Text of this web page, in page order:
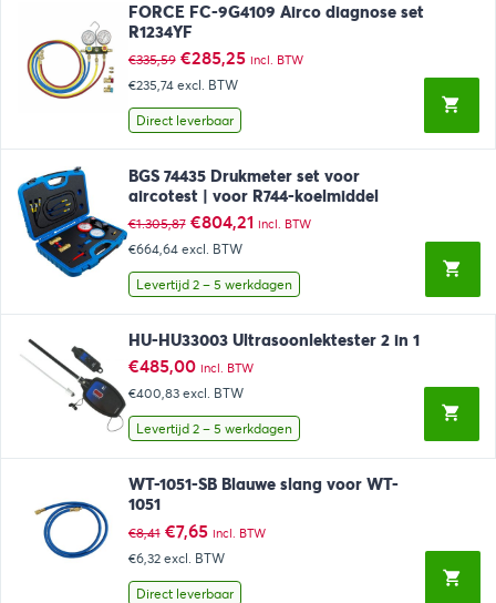
FORCE FC-9G4109 Airco diagnose set
R1234YF
€335,59 Oorspronkelijke
prijs
was:
€335,59.
€285,25Huidige
incl. BTW
€235,74 excl. BTW
Direct leverbaar
BGS 74435 Drukmeter set voor
aircotest | voor R744-koelmiddel
€1.305,87 Oorspronkelijke
prijs
was:
€1.305,87.
€804,21Huidige
€804,21.
incl. BTW
€664,64 excl. BTW
Levertijd 2 – 5 werkdagen
HU-HU33003 Ultrasoonlektester 2 in 1
€485,00 incl. BTW
€400,83 excl. BTW
Levertijd 2 – 5 werkdagen
WT-1051-SB Blauwe slang voor WT-
1051
€8,41 Oorspronkelijke
prijs
was:
€8,41.
€7,65Huidige
prijs
is:
€7,65.
incl. BTW
€6,32 excl. BTW
Direct leverbaar